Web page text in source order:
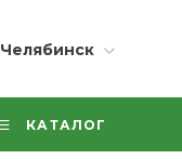
Челябинск
КАТАЛОГ